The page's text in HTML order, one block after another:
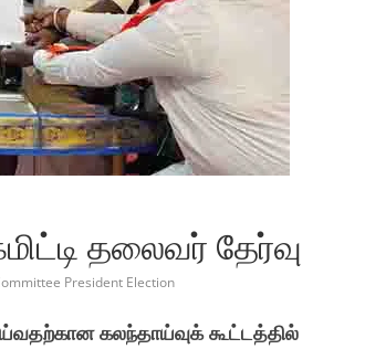
தலைவர் தேர்வு
President Election
கலந்தாய்வுக் கூட்டத்தில்